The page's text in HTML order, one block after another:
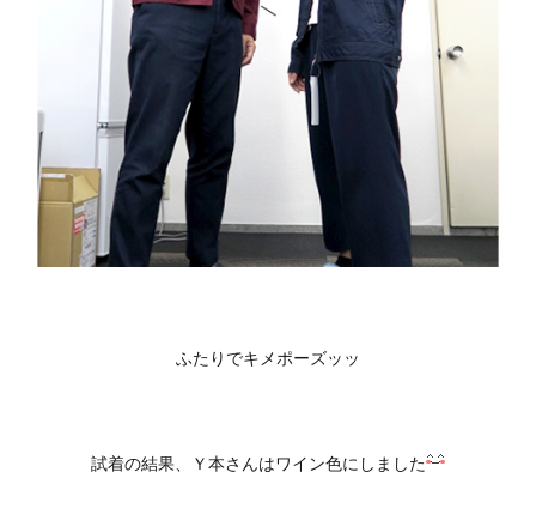
ふたりでキメポーズッッ
試着の結果、Ｙ本さんはワイン色にしました